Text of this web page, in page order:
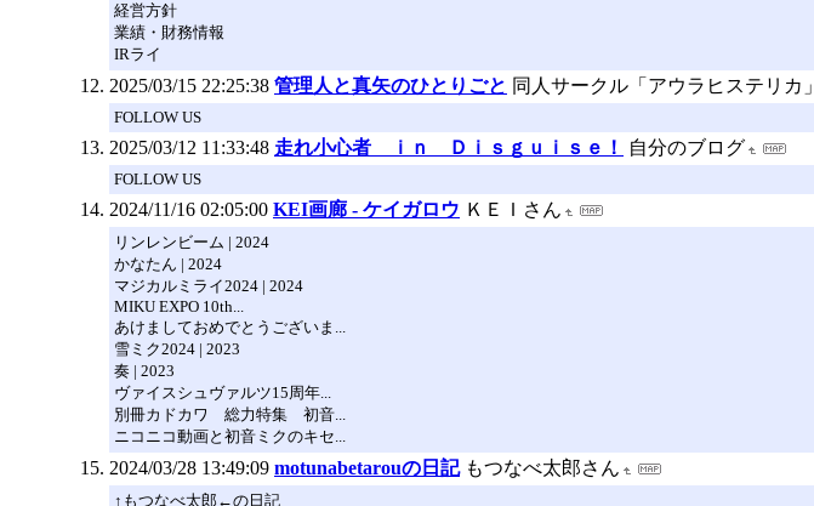
経営方針
業績・財務情報
IRライ
2025/03/15 22:25:38 管理人と真矢のひとりごと 同人サークル「アウラヒステリカ」
FOLLOW US
2025/03/12 11:33:48 走れ小心者 ｉｎ Ｄｉｓｇｕｉｓｅ！ 自分のブログ
FOLLOW US
2024/11/16 02:05:00 KEI画廊 - ケイガロウ ＫＥＩさん
リンレンビーム | 2024
かなたん | 2024
マジカルミライ2024 | 2024
MIKU EXPO 10th...
あけましておめでとうございま...
雪ミク2024 | 2023
奏 | 2023
ヴァイスシュヴァルツ15周年...
別冊カドカワ 総力特集 初音...
ニコニコ動画と初音ミクのキセ...
2024/03/28 13:49:09 motunabetarouの日記 もつなべ太郎さん
↑もつなべ太郎←の日記